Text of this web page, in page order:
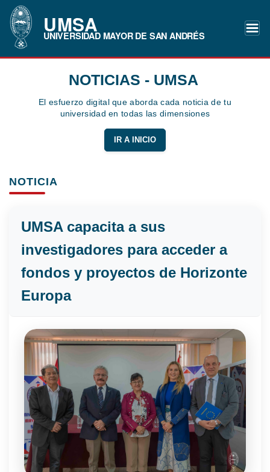
UMSA
UNIVERSIDAD MAYOR DE SAN ANDRÉS
NOTICIAS - UMSA
El esfuerzo digital que aborda cada noticia de tu
universidad en todas las dimensiones
IR A INICIO
NOTICIA
UMSA capacita a sus
investigadores para acceder a
fondos y proyectos de Horizonte
Europa